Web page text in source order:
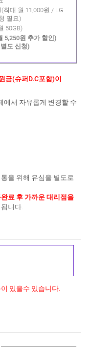
대 월 11,000원 / LG
필요)
50GB)
5,250원 추가 할인)
도 신청)
금(슈퍼D.C포함)이
서 자유롭게 변경할 수
을 위해 유심을 별도로
료 후 가까운 대리점을
니다.
있을수 있습니다.